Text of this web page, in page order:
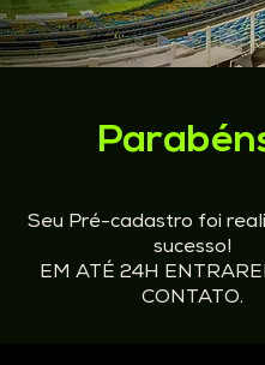
Seu Pré-cadastro foi
sucesso!
EM ATÉ 24H
CONTATO.